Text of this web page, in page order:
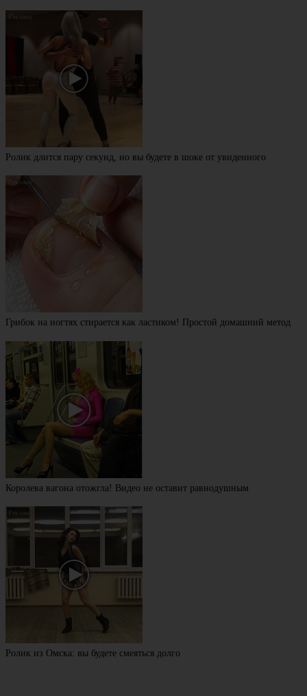
Ролик длится пару секунд, но вы будете в шоке от увиденного
Грибок на ногтях стирается как ластиком! Простой домашний метод
Королева вагона отожгла! Видео не оставит равнодушным
Ролик из Омска: вы будете смеяться долго